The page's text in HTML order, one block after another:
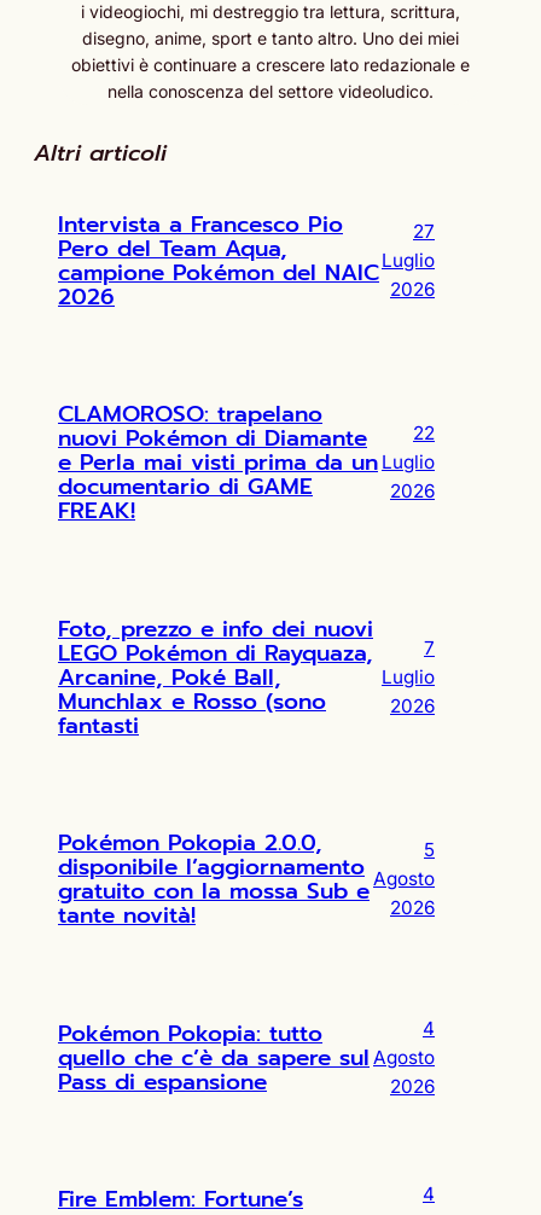
i videogiochi, mi destreggio tra lettura, scrittura,
disegno, anime, sport e tanto altro. Uno dei miei
obiettivi è continuare a crescere lato redazionale e
nella conoscenza del settore videoludico.
Altri articoli
Intervista a Francesco Pio
Pero del Team Aqua,
campione Pokémon del NAIC
2026
27
Luglio
2026
CLAMOROSO: trapelano
nuovi Pokémon di Diamante
e Perla mai visti prima da un
documentario di GAME
FREAK!
22
Luglio
2026
Foto, prezzo e info dei nuovi
LEGO Pokémon di Rayquaza,
Arcanine, Poké Ball,
Munchlax e Rosso (sono
fantasti
7
Luglio
2026
Pokémon Pokopia 2.0.0,
disponibile l’aggiornamento
gratuito con la mossa Sub e
tante novità!
5
Agosto
2026
Pokémon Pokopia: tutto
quello che c’è da sapere sul
Pass di espansione
4
Agosto
2026
Fire Emblem: Fortune’s
4